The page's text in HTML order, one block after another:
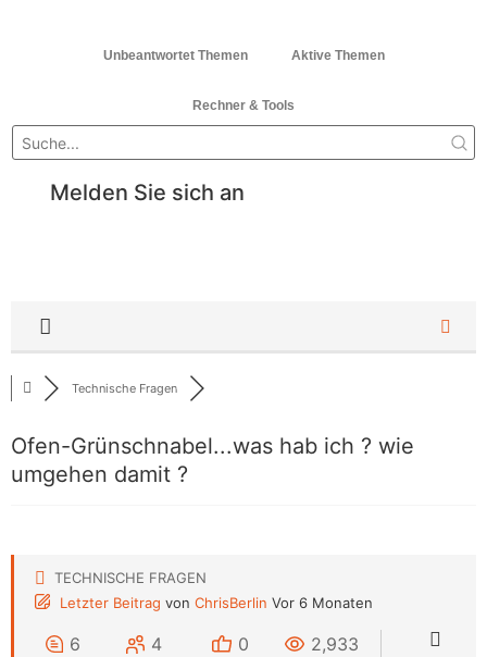
Unbeantwortet Themen Aktive Themen
Rechner & Tools
Melden Sie sich an
Technische Fragen
Ofen-Grünschnabel...was hab ich ? wie
umgehen damit ?
TECHNISCHE FRAGEN
Letzter Beitrag von ChrisBerlin Vor 6 Monaten
6 4 0 2,933